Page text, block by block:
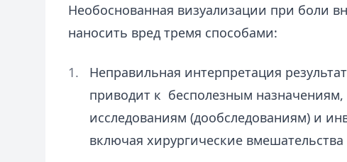
Необоснованная визуализации при боли
наносить вред тремя способами:
Неправильная интерпретация
приводит к бесполезным
исследованиям (дообследованиям) и
включая хирургические вмешательства